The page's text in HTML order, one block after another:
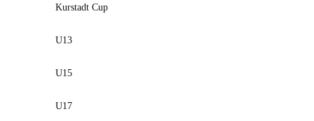
Kurstadt Cup
U13
U15
U17